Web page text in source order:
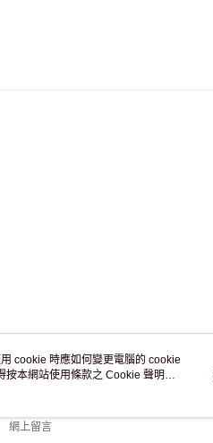
客戶服務
網上留言
cookie 時應如何變更電腦的 cookie
按本網站使用條款之 Cookie 聲明使